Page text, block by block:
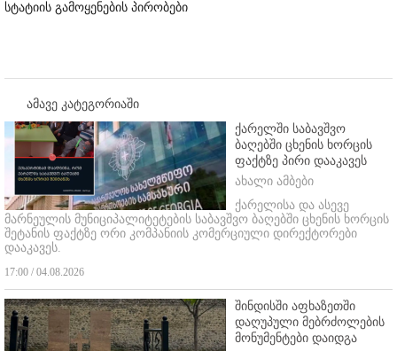
სტატიის გამოყენების პირობები
ამავე კატეგორიაში
ქარელში საბავშვო
ბაღებში ცხენის ხორცის
ფაქტზე პირი დააკავეს
ახალი ამბები
ქარელისა და ასევე
მარნეულის მუნიციპალიტეტების საბავშვო ბაღებში ცხენის ხორცის
შეტანის ფაქტზე ორი კომპანიის კომერციული დირექტორები
დააკავეს.
17:00 / 04.08.2026
შინდისში აფხაზეთში
დაღუპული მებრძოლების
მონუმენტები დაიდგა